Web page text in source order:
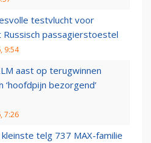
testvlucht voor
Russisch passagierstoestel
9:54
aast op terugwinnen
‘hoofdpijn bezorgend’
7:26
telg 737 MAX-familie